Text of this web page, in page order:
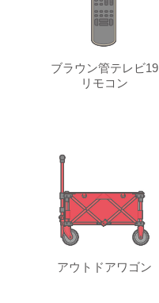
ブラウン管テレビ19
リモコン
アウトドアワゴン